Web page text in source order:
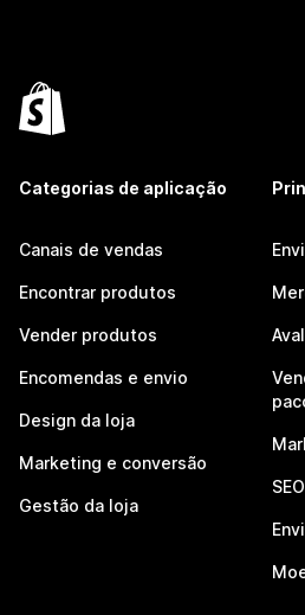
Categorias de aplicação
Canais de vendas
Encontrar produtos
Vender produtos
Encomendas e envio
Design da loja
Marketing e conversão
Gestão da loja
SEO